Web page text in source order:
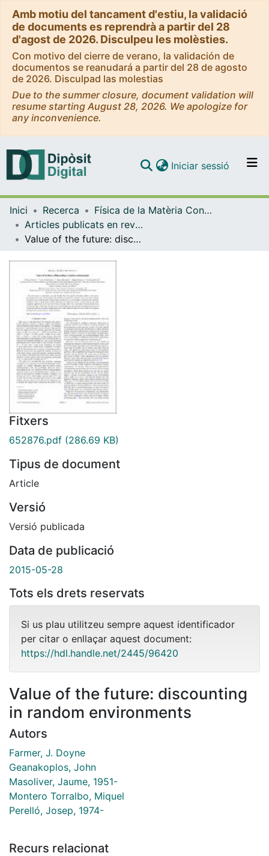
Amb motiu del tancament d'estiu, la validació
de documents es reprendrà a partir del 28
d'agost de 2026. Disculpeu les molèsties.
Con motivo del cierre de verano, la validación de
documentos se reanudará a partir del 28 de agosto
de 2026. Disculpad las molestias
Due to the summer closure, document validation will
resume starting August 28, 2026. We apologize for
any inconvenience.
Navega per tot el DD
Iniciar sessió (current)
Inici Recerca
Física de la Matèria Condensada
Articles publicats en revistes (Física de la Matèria Condensada)
Value of the future: discounting in random environments
Fitxers
652876.pdf (286.69 KB)
Tipus de document
Article
Versió
Versió publicada
Data de publicació
2015-05-28
Tots els drets reservats
Si us plau utilitzeu sempre aquest identificador
per citar o enllaçar aquest document:
https://hdl.handle.net/2445/96420
Value of the future: discounting
in random environments
Autors
Farmer, J. Doyne
Geanakoplos, John
Masoliver, Jaume, 1951-
Montero Torralbo, Miquel
Perelló, Josep, 1974-
Recurs relacionat